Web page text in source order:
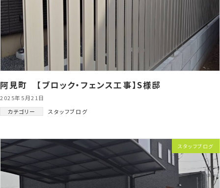
阿見町 【ブロック・フェンス工事】S様邸
2025年5月21日
カテゴリー
スタッフブログ
スタッフブログ